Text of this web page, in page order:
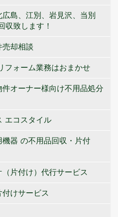
島、江別、岩見沢、当別
収致します！
却相談
フォーム業務はおまかせ
オーナー様向け不用品処分
エコスタイル
器 の不用品回収・片付
片付け）代行サービス
けサービス